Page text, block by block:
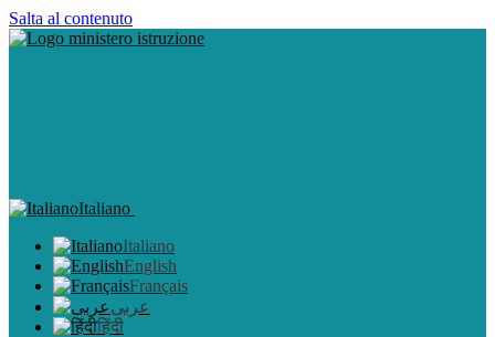
Salta al contenuto
Italiano
Italiano
English
Français
عربى
हिंदी